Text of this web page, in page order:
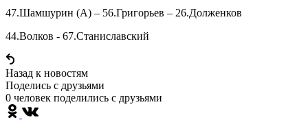
47.Шамшурин (А) – 56.Григорьев – 26.Долженков
44.Волков - 67.Станиславский
Назад к новостям
Поделись c друзьями
0 человек поделились c друзьями